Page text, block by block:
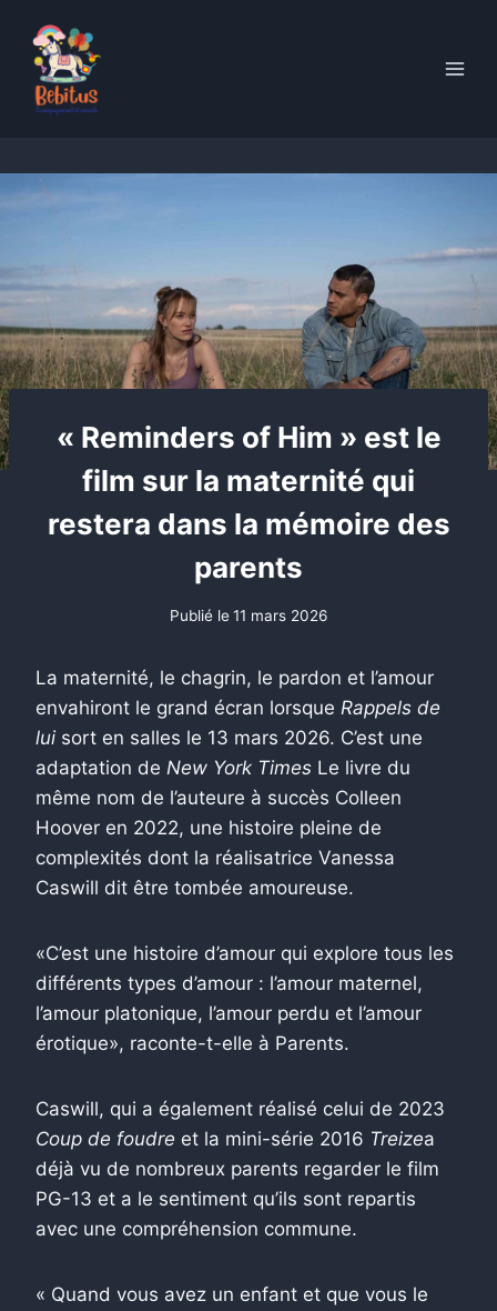
content
« Reminders of Him » ​​est le
film sur la maternité qui
restera dans la mémoire des
parents
Publié le11 mars 2026
La maternité, le chagrin, le pardon et l’amour
envahiront le grand écran lorsque Rappels de
lui sort en salles le 13 mars 2026. C’est une
adaptation de New York Times Le livre du
même nom de l’auteure à succès Colleen
Hoover en 2022, une histoire pleine de
complexités dont la réalisatrice Vanessa
Caswill dit être tombée amoureuse.
«C’est une histoire d’amour qui explore tous les
différents types d’amour : l’amour maternel,
l’amour platonique, l’amour perdu et l’amour
érotique», raconte-t-elle à Parents.
Caswill, qui a également réalisé celui de 2023
Coup de foudre et la mini-série 2016 Treizea
déjà vu de nombreux parents regarder le film
PG-13 et a le sentiment qu’ils sont repartis
avec une compréhension commune.
« Quand vous avez un enfant et que vous le